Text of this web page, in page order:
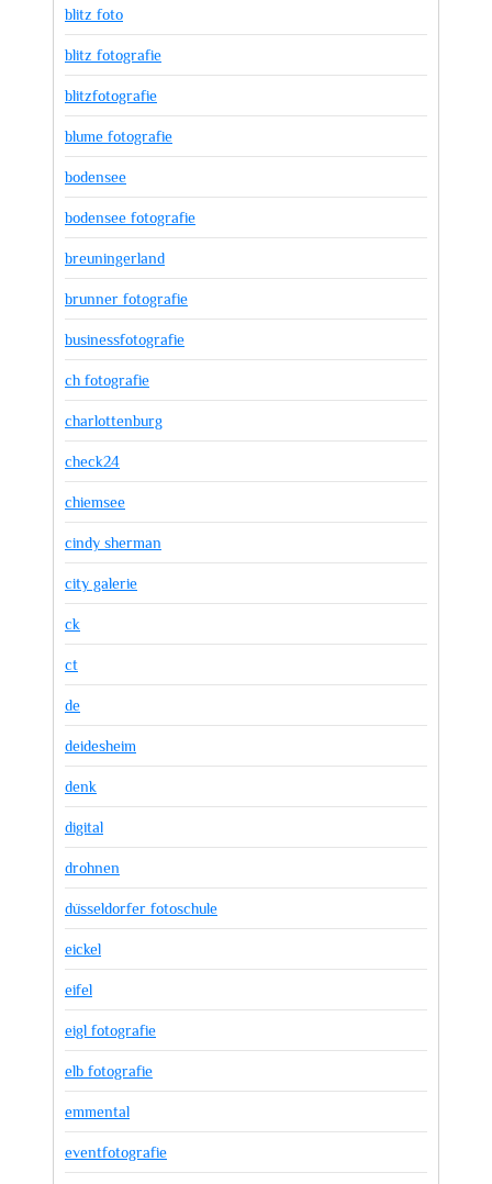
blitz foto
blitz fotografie
blitzfotografie
blume fotografie
bodensee
bodensee fotografie
breuningerland
brunner fotografie
businessfotografie
ch fotografie
charlottenburg
check24
chiemsee
cindy sherman
city galerie
ck
ct
de
deidesheim
denk
digital
drohnen
düsseldorfer fotoschule
eickel
eifel
eigl fotografie
elb fotografie
emmental
eventfotografie